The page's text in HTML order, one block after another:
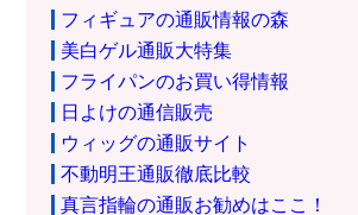
フィギュアの通販情報の森
美白ゲル通販大特集
フライパンのお買い得情報
日よけの通信販売
ウィッグの通販サイト
不動明王通販徹底比較
真言指輪の通販お勧めはここ！